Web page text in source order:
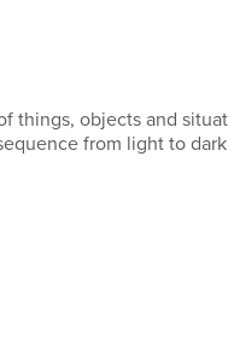
things, objects and
from light to